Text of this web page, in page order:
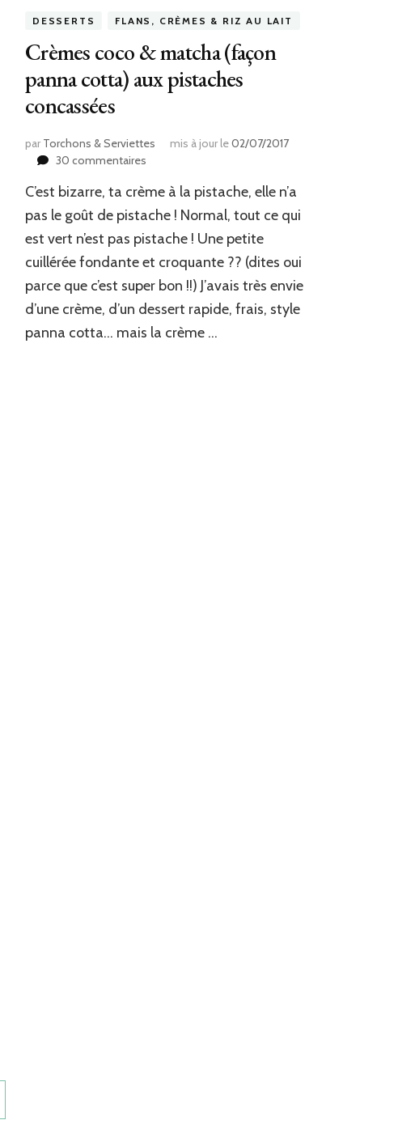
DESSERTS FLANS, CRÈMES & RIZ AU LAIT
Crèmes coco & matcha (façon
panna cotta) aux pistaches
concassées
par Torchons & Serviettes mis à jour le02/07/2017
30 commentairessur
coco
&
(façon
panna
cotta)
aux
pistaches
concassées
C’est bizarre, ta crème à la pistache, elle n’a
pas le goût de pistache ! Normal, tout ce qui
est vert n’est pas pistache ! Une petite
cuillérée fondante et croquante ?? (dites oui
parce que c’est super bon !!) J’avais très envie
d’une crème, d’un dessert rapide, frais, style
panna cotta… mais la crème …